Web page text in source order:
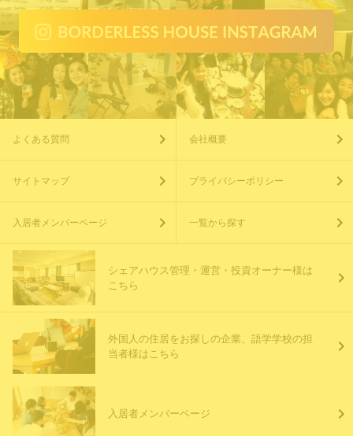
よくある質問 会社概要
サイトマップ プライバシーポリシー
入居者メンバーページ 一覧から探す
シェアハウス管理・運営・投資オーナー様は
こちら
外国人の住居をお探しの企業、語学学校の担
当者様はこちら
入居者メンバーページ